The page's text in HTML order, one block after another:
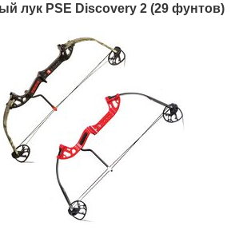
лук PSE Discovery 2 (29 фунтов)